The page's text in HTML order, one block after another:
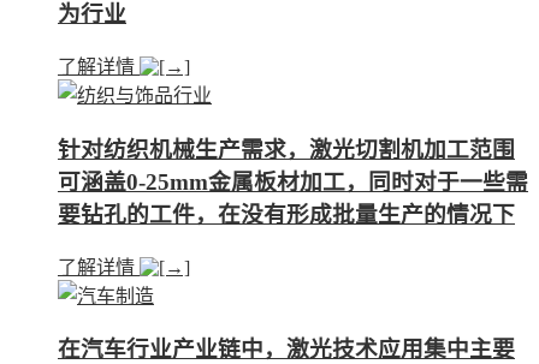
为行业
了解详情
针对纺织机械生产需求，激光切割机加工范围
可涵盖0-25mm金属板材加工，同时对于一些需
要钻孔的工件，在没有形成批量生产的情况下
了解详情
在汽车行业产业链中，激光技术应用集中主要